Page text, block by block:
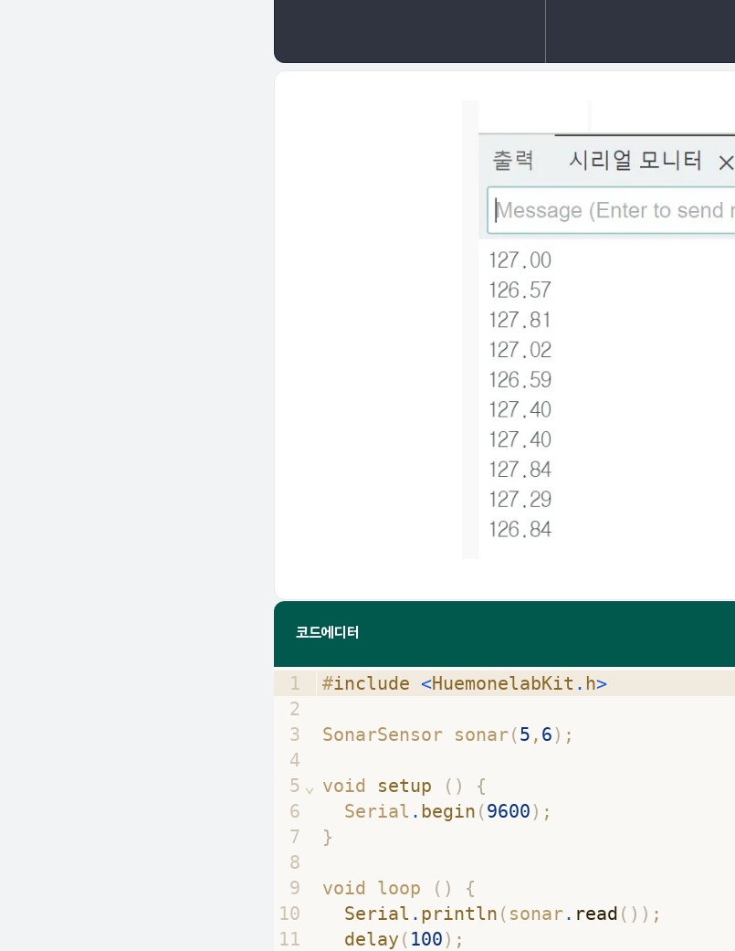
코드에디터
1
2
3
4
5
6
7
8
9
10
11
⌄
#include <HuemonelabKit . h>
SonarSensor sonar(5 , 6) ;
void setup ( )
{
  Serial
. begin (9600) ;
}
void loop ( )
{
Serial . println ( sonar. read ( ) ) ;
delay ( 100) ;